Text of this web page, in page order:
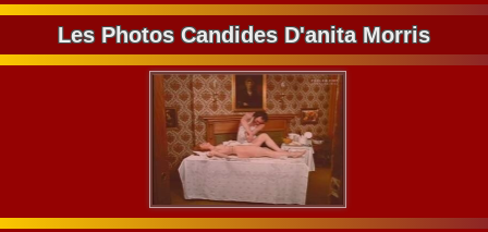
Les Photos Candides D'anita Morris